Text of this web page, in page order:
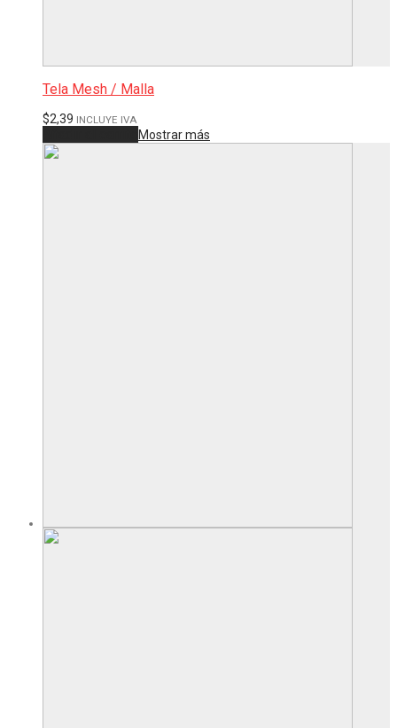
Tela Mesh / Malla
$2,39 INCLUYE IVA
Mostrar más